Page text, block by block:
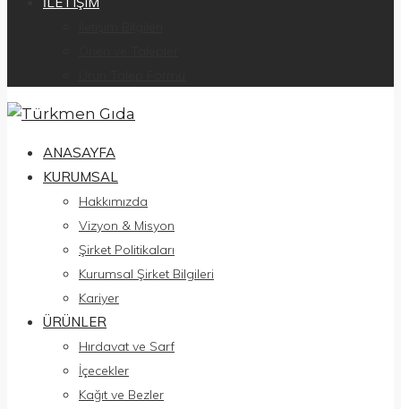
ANASAYFA
KURUMSAL
Hakkımızda
Vizyon & Misyon
Şirket Politikaları
Kurumsal Şirket Bilgileri
Kariyer
ÜRÜNLER
Hırdavat ve Sarf
İçecekler
Kağıt ve Bezler